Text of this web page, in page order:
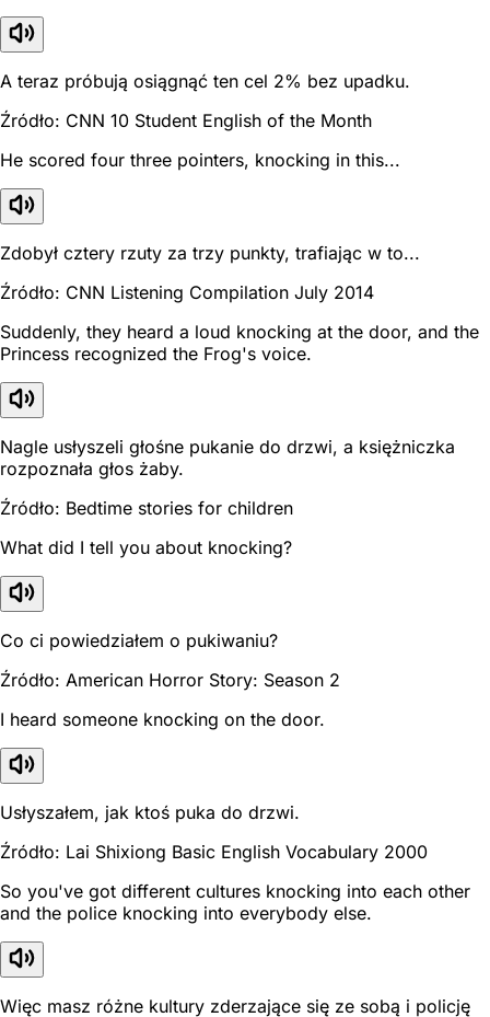
A teraz próbują osiągnąć ten cel 2% bez upadku.
Źródło: CNN 10 Student English of the Month
He scored four three pointers, knocking in this...
Zdobył cztery rzuty za trzy punkty, trafiając w to...
Źródło: CNN Listening Compilation July 2014
Suddenly, they heard a loud knocking at the door, and the
Princess recognized the Frog's voice.
Nagle usłyszeli głośne pukanie do drzwi, a księżniczka
rozpoznała głos żaby.
Źródło: Bedtime stories for children
What did I tell you about knocking?
Co ci powiedziałem o pukiwaniu?
Źródło: American Horror Story: Season 2
I heard someone knocking on the door.
Usłyszałem, jak ktoś puka do drzwi.
Źródło: Lai Shixiong Basic English Vocabulary 2000
So you've got different cultures knocking into each other
and the police knocking into everybody else.
Więc masz różne kultury zderzające się ze sobą i policję